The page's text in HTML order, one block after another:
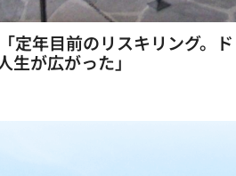
定年目前のリスキリング。ド
生が広がった」